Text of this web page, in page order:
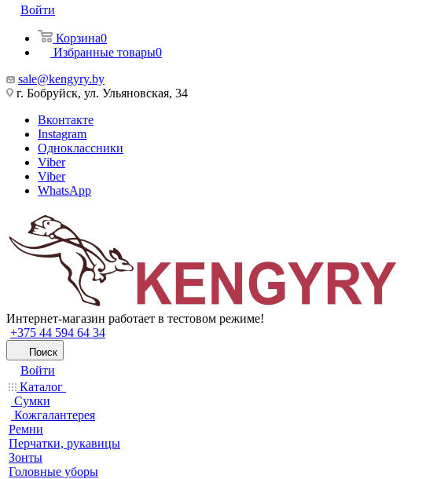
Войти
Корзина0
Избранные товары0
sale@kengyry.by
г. Бобруйск, ул. Ульяновская, 34
Вконтакте
Instagram
Одноклассники
Viber
Viber
WhatsApp
Интернет-магазин работает в тестовом режиме!
+375 44 594 64 34
Поиск
Войти
Каталог
Сумки
Кожгалантерея
Ремни
Перчатки, рукавицы
Зонты
Головные уборы